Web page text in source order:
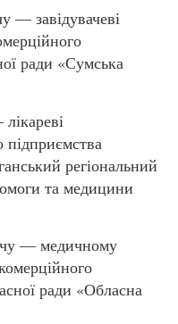
завідувачеві
ради «Сумська
підприємства
регіональний
та медицини
— медичному
ради «Обласна